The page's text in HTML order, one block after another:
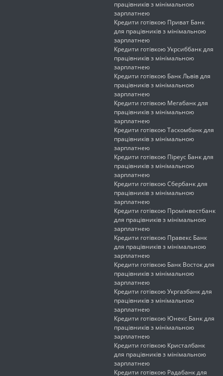
працівників з мінімальною
зарплатнею
Кредити готівкою Приват Банк
для працівників з мінімальною
зарплатнею
Кредити готівкою Укрсиббанк для
працівників з мінімальною
зарплатнею
Кредити готівкою Банк Львів для
працівників з мінімальною
зарплатнею
Кредити готівкою Мегабанк для
працівників з мінімальною
зарплатнею
Кредити готівкою Таскомбанк для
працівників з мінімальною
зарплатнею
Кредити готівкою Піреус Банк для
працівників з мінімальною
зарплатнею
Кредити готівкою Сбербанк для
працівників з мінімальною
зарплатнею
Кредити готівкою Промінвестбанк
для працівників з мінімальною
зарплатнею
Кредити готівкою Правекс Банк
для працівників з мінімальною
зарплатнею
Кредити готівкою Банк Восток для
працівників з мінімальною
зарплатнею
Кредити готівкою Укргазбанк для
працівників з мінімальною
зарплатнею
Кредити готівкою Юнекс Банк для
працівників з мінімальною
зарплатнею
Кредити готівкою Кристалбанк
для працівників з мінімальною
зарплатнею
Кредити готівкою Радабанк для